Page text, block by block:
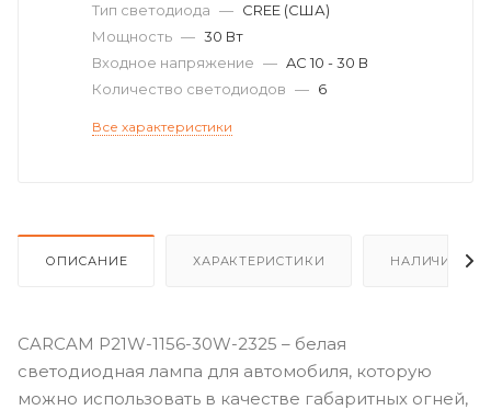
Тип светодиода — CREE (США)
Мощность — 30 Вт
Входное напряжение — AC 10 - 30 В
Количество светодиодов — 6
Все характеристики
ОПИСАНИЕ ХАРАКТЕРИСТИКИ НАЛИЧИЕ
CARCAM P21W-1156-30W-2325 – белая
светодиодная лампа для автомобиля, которую
можно использовать в качестве габаритных огней,